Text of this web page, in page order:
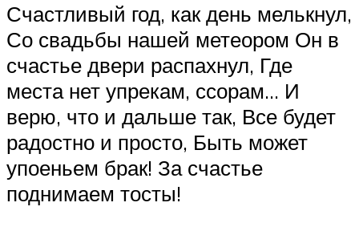
Счастливый год, как день мелькнул,
Со свадьбы нашей метеором Он в
счастье двери распахнул, Где
места нет упрекам, ссорам… И
верю, что и дальше так, Все будет
радостно и просто, Быть может
упоеньем брак! За счастье
поднимаем тосты!